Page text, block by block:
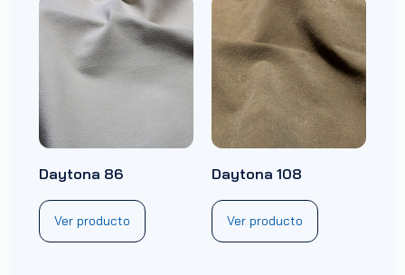
Daytona 86
Ver producto
Daytona 108
Ver producto